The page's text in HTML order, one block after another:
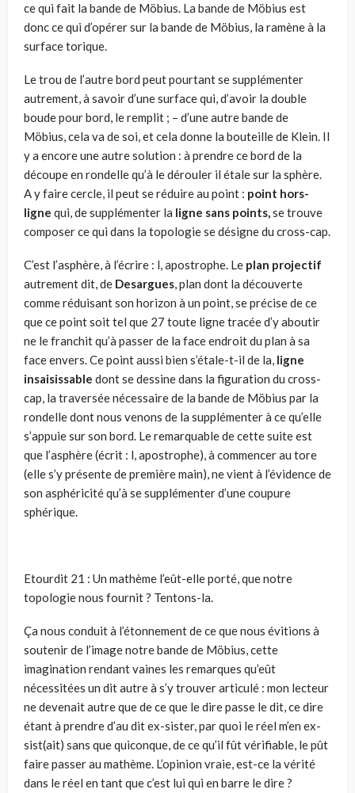
ce qui fait la bande de Möbius. La bande de Möbius est
donc ce qui d’opérer sur la bande de Möbius, la ramène à la
surface torique.
Le trou de l’autre bord peut pourtant se supplémenter
autrement, à savoir d’une surface qui, d’avoir la double
boude pour bord, le remplit ; – d’une autre bande de
Möbius, cela va de soi, et cela donne la bouteille de Klein. II
y a encore une autre solution : à prendre ce bord de la
découpe en rondelle qu’à le dérouler il étale sur la sphère.
A y faire cercle, il peut se réduire au point : point hors-
ligne qui, de supplémenter la ligne sans points,se trouve
composer ce qui dans la topologie se désigne du cross-cap.
C’est l’asphère, à l’écrire : l, apostrophe. Le plan projectif
autre­ment dit, de Desargues, plan dont la découverte
comme réduisant son horizon à un point, se précise de ce
que ce point soit tel que 27 toute ligne tracée d’y aboutir
ne le franchit qu’à passer de la face endroit du plan à sa
face envers. Ce point aussi bien s’étale-t-il de la, ligne
insaisissable dont se dessine dans la figuration du cross-
cap, la traversée nécessaire de la bande de Möbius par la
rondelle dont nous venons de la supplé­menter à ce qu’elle
s’appuie sur son bord. Le remarquable de cette suite est
que l’asphère (écrit : l, apos­trophe), à commencer au tore
(elle s’y présente de première main), ne vient à l’évidence de
son asphéricité qu’à se supplémenter d’une coupure
sphérique.
Etourdit 21 : Un mathème l’eût-elle porté, que notre
topologie nous fournit ? Tentons-la.
Ça nous conduit à l’étonnement de ce que nous évitions à
soutenir de l’image notre bande de Möbius, cette
imagination rendant vaines les remarques qu’eût
nécessitées un dit autre à s’y trouver articulé : mon lecteur
ne devenait autre que de ce que le dire passe le dit, ce dire
étant à prendre d’au dit ex-sister, par quoi le réel m’en ex-
sist(ait) sans que quiconque, de ce qu’il fût vérifiable, le pût
faire passer au mathème. L’opinion vraie, est-ce la vérité
dans le réel en tant que c’est lui qui en barre le dire ?